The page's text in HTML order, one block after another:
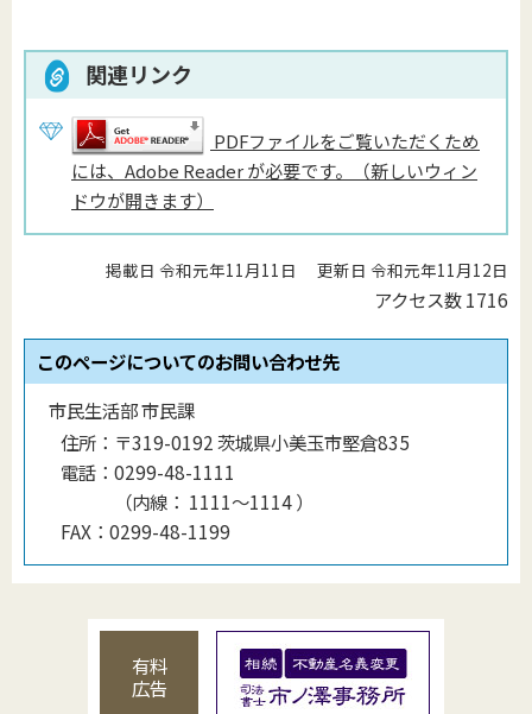
関連リンク
PDFファイルをご覧いただくため
には、Adobe Reader が必要です。（新しいウィン
ドウが開きます）
掲載日 令和元年11月11日 更新日 令和元年11月12日
アクセス数1716
このページについてのお問い合わせ先
市民生活部 市民課
住所： 〒319-0192 茨城県小美玉市堅倉835
電話： 0299-48-1111
（内線 ： 1111〜1114）
FAX： 0299-48-1199
有料
広告